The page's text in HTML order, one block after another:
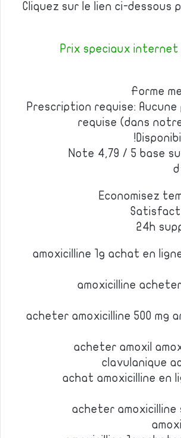
Cliquez sur le lien ci-dessous
Prix speciaux internet
Forme
Prescription requise:
requise (dans
Note 4,79 / 5 base
Economisez
24h
amoxicilline 1g achat en
amoxicilline
acheter amoxicilline 500 mg
acheter amoxil
clavulanique
achat amoxicilline en
acheter